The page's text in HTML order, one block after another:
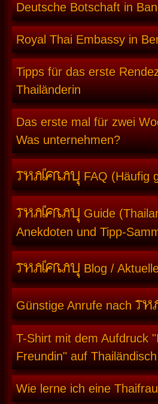
Deutsche Botschaft in
Royal Thai Embassy in
Tipps für das erste
Thailänderin
Das erste mal für zwei
Was unternehmen?
THAIFRAUFAQ (Häufig
THAIFRAU Guide
Anekdoten und Tipp-
THAIFRAUBlog /
Günstige Anrufe nach
T-Shirt mit dem Aufdruck
Freundin" auf Thailändisch
Wie lerne ich eine